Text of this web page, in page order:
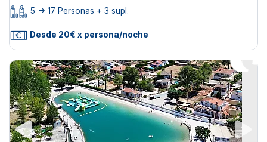
5 -> 17 Personas + 3 supl.
Desde 20€ x persona/noche